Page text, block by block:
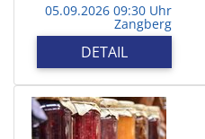
05.09.2026 09:30 Uhr
Zangberg
DETAIL